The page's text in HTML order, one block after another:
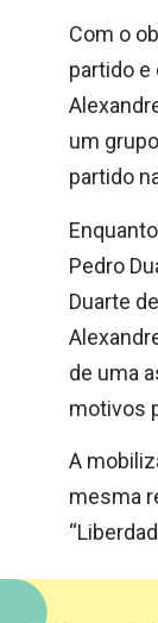
Com o
partido e
um
partido
Pedro
Duarte
de uma
motivos
A
mesma